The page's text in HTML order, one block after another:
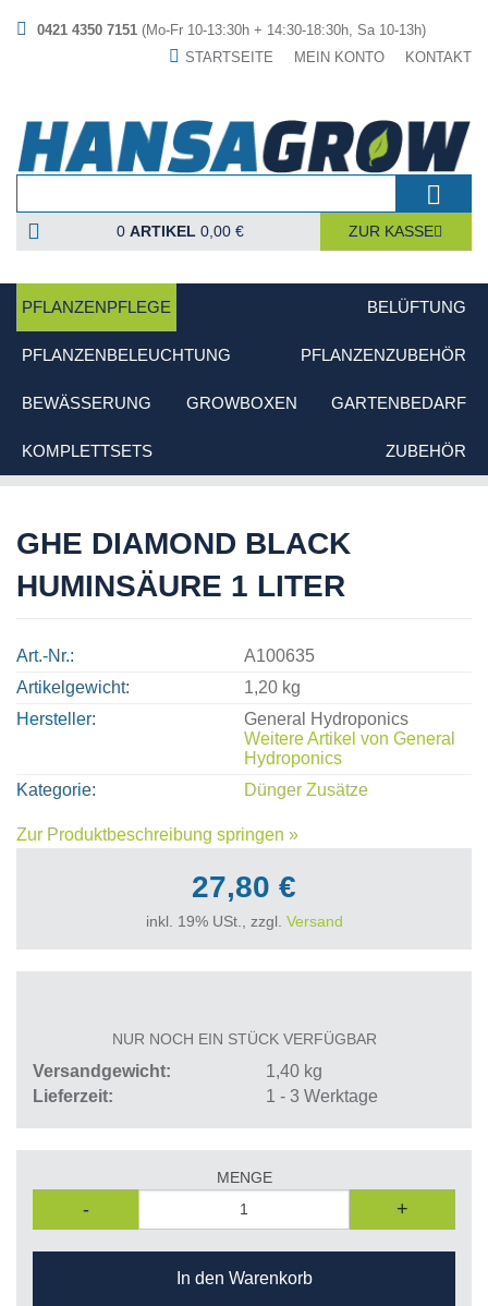
0421 4350 7151 (Mo-Fr 10-13:30h + 14:30-18:30h, Sa 10-13h)
STARTSEITE
MEIN KONTO KONTAKT
0 ARTIKEL 0,00 € ZUR KASSE
PFLANZENPFLEGE BELÜFTUNG
PFLANZENBELEUCHTUNG PFLANZENZUBEHÖR
BEWÄSSERUNG GROWBOXEN GARTENBEDARF
KOMPLETTSETS ZUBEHÖR
GHE DIAMOND BLACK
HUMINSÄURE 1 LITER
Art.-Nr.
A100635
Artikelgewicht
1,20 kg
Hersteller
General Hydroponics
Weitere Artikel von General
Hydroponics
Kategorie
Dünger Zusätze
Zur Produktbeschreibung springen »
27,80 €
inkl. 19% USt., zzgl. Versand
NUR NOCH EIN STÜCK VERFÜGBAR
Versandgewicht 1,40 kg
Lieferzeit
1 - 3 Werktage
MENGE
- +
In den Warenkorb